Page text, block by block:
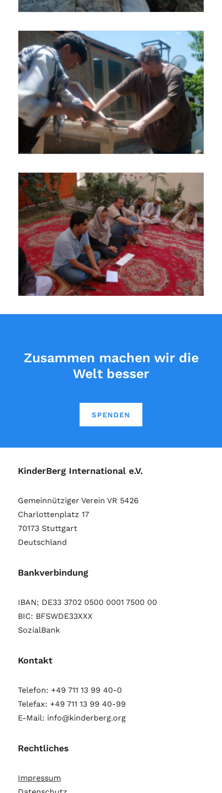
Zusammen machen wir die
Welt besser
SPENDEN
KinderBerg International e.V.
Gemeinnütziger Verein VR 5426
Charlottenplatz 17
70173 Stuttgart
Deutschland
Bankverbindung
IBAN: DE33 3702 0500 0001 7500 00
BIC: BFSWDE33XXX
SozialBank
Kontakt
Telefon: +49 711 13 99 40-0
Telefax: +49 711 13 99 40-99
E-Mail: info@kinderberg.org
Rechtliches
Impressum